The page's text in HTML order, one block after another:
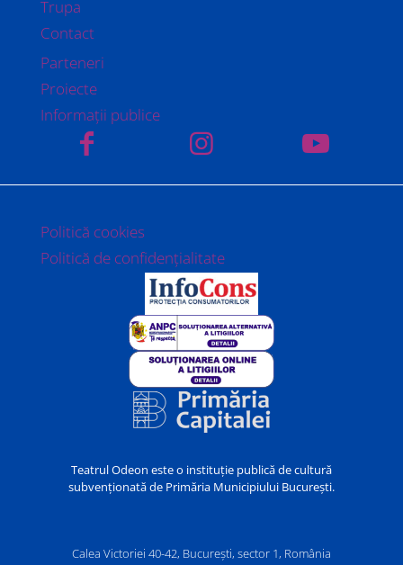
Trupa
Contact
Parteneri
Proiecte
Informații publice
Politică cookies
Politică de confidențialitate
Teatrul Odeon este o instituție publică de cultură
subvenționată de Primăria Municipiului București.
Calea Victoriei 40-42, București, sector 1, România